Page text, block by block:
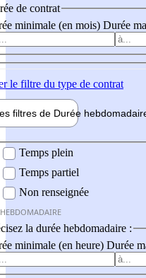
de contrat
minimale (en mois) Durée
le filtre du type de contrat
filtres de Durée hebdo
Temps plein
Temps partiel
Non renseignée
la durée hebdomadaire :
minimale (en heure) Durée